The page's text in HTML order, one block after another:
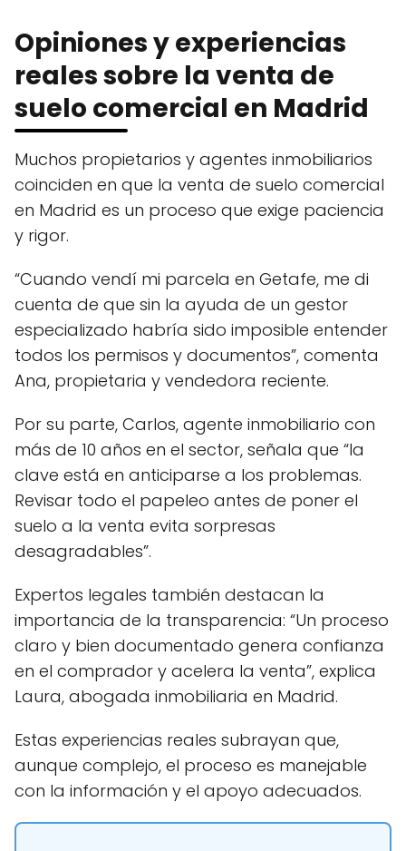
Opiniones y experiencias
reales sobre la venta de
suelo comercial en Madrid
Muchos propietarios y agentes inmobiliarios
coinciden en que la venta de suelo comercial
en Madrid es un proceso que exige paciencia
y rigor.
“Cuando vendí mi parcela en Getafe, me di
cuenta de que sin la ayuda de un gestor
especializado habría sido imposible entender
todos los permisos y documentos”, comenta
Ana, propietaria y vendedora reciente.
Por su parte, Carlos, agente inmobiliario con
más de 10 años en el sector, señala que “la
clave está en anticiparse a los problemas.
Revisar todo el papeleo antes de poner el
suelo a la venta evita sorpresas
desagradables”.
Expertos legales también destacan la
importancia de la transparencia: “Un proceso
claro y bien documentado genera confianza
en el comprador y acelera la venta”, explica
Laura, abogada inmobiliaria en Madrid.
Estas experiencias reales subrayan que,
aunque complejo, el proceso es manejable
con la información y el apoyo adecuados.